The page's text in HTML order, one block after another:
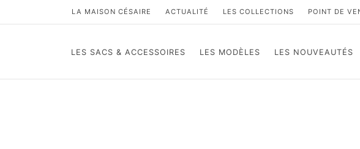
LA MAISON CÉSAIRE ACTUALITÉ LES COLLECTIONS POINT DE
LES SACS & ACCESSOIRES LES MODÈLES LES NOUVEAUTÉS